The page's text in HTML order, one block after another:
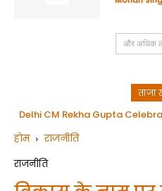
और अधिक